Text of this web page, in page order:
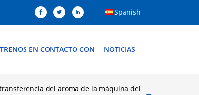
Spanish
EN CONTACTO CON NOTICIAS
del aroma de la máquina del